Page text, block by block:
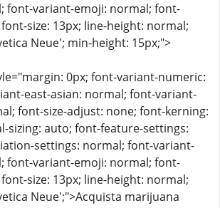
font-variant-emoji: normal; font-
size: 13px; line-height: normal;
Neue'; min-height: 15px;">
0px; font-variant-numeric:
east-asian: normal; font-variant-
font-size-adjust: none; font-kerning:
sizing: auto; font-feature-settings:
settings: normal; font-variant-
font-variant-emoji: normal; font-
size: 13px; line-height: normal;
Neue';">Acquista marijuana